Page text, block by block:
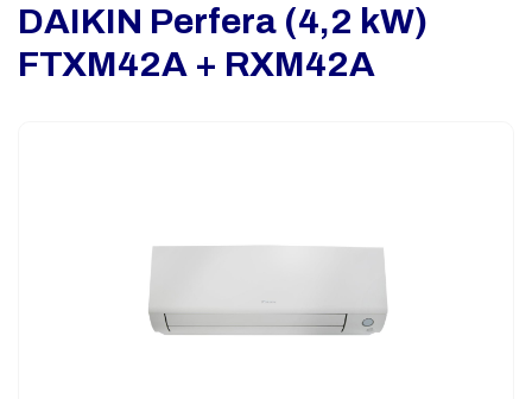
DAIKIN Perfera (4,2 kW)
FTXM42A + RXM42A